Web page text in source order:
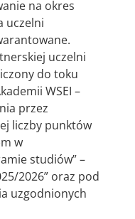
na okres
uczelni
uczelni
do toku
WSEI –
przez
liczby punktów
w
studiów” –
2026” oraz pod
uzgodnionych